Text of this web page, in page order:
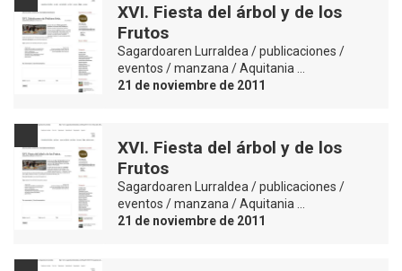
XVI. Fiesta del árbol y de los
Frutos
Sagardoaren Lurraldea / publicaciones /
eventos / manzana / Aquitania …
21 de noviembre de 2011
XVI. Fiesta del árbol y de los
Frutos
Sagardoaren Lurraldea / publicaciones /
eventos / manzana / Aquitania …
21 de noviembre de 2011